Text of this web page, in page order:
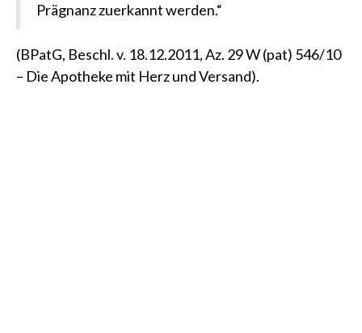
Prägnanz zuerkannt werden.“
(BPatG, Beschl. v. 18.12.2011, Az. 29 W (pat) 546/10
– Die Apotheke mit Herz und Versand).